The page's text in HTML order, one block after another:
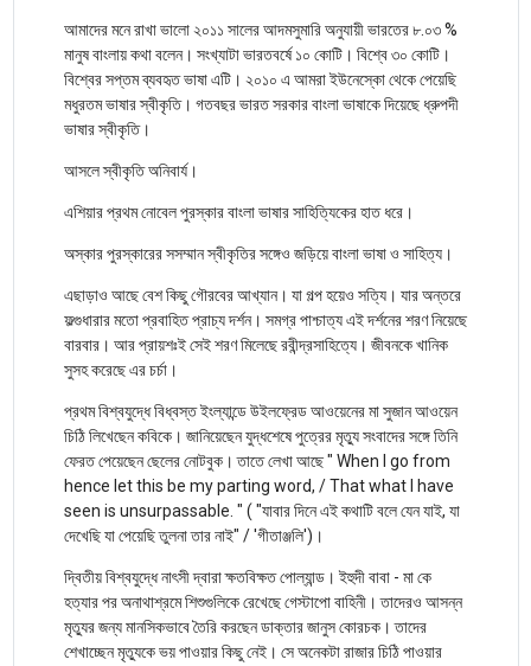
আমাদের মনে রাখা ভালো ২০১১ সালের আদমসুমারি অনুযায়ী ভারতের ৮.০৩ %
মানুষ বাংলায় কথা বলেন। সংখ্যাটা ভারতবর্ষে ১০ কোটি। বিশ্বে ৩০ কোটি।
বিশ্বের সপ্তম ব্যবহৃত ভাষা এটি। ২০১০ এ আমরা ইউনেস্কো থেকে পেয়েছি
মধুরতম ভাষার স্বীকৃতি। গতবছর ভারত সরকার বাংলা ভাষাকে দিয়েছে ধ্রুপদী
ভাষার স্বীকৃতি।
আসলে স্বীকৃতি অনিবার্য।
এশিয়ার প্রথম নোবেল পুরস্কার বাংলা ভাষার সাহিত্যিকের হাত ধরে।
অস্কার পুরস্কারের সসম্মান স্বীকৃতির সঙ্গেও জড়িয়ে বাংলা ভাষা ও সাহিত্য।
এছাড়াও আছে বেশ কিছু গৌরবের আখ্যান। যা গল্প হয়েও সত্যি। যার অন্তরে
ফল্গুধারার মতো প্রবাহিত প্রাচ্য দর্শন। সমগ্র পাশ্চাত্য এই দর্শনের শরণ নিয়েছে
বারবার। আর প্রায়শঃই সেই শরণ মিলেছে রবীন্দ্রসাহিত্যে। জীবনকে খানিক
সুসহ করেছে এর চর্চা।
প্রথম বিশ্বযুদ্ধে বিধ্বস্ত ইংল্যান্ডে উইলফ্রেড আওয়েনের মা সুজান আওয়েন
চিঠি লিখেছেন কবিকে। জানিয়েছেন যুদ্ধশেষে পুত্রের মৃত্যু সংবাদের সঙ্গে তিনি
ফেরত পেয়েছেন ছেলের নোটবুক। তাতে লেখা আছে " When I go from
hence let this be my parting word, / That what I have
seen is unsurpassable. " ( "যাবার দিনে এই কথাটি বলে যেন যাই, যা
দেখেছি যা পেয়েছি তুলনা তার নাই" / 'গীতাঞ্জলি')।
দ্বিতীয় বিশ্বযুদ্ধে নাৎসী দ্বারা ক্ষতবিক্ষত পোল্যান্ড। ইহুদী বাবা - মা কে
হত্যার পর অনাথাশ্রমে শিশুগুলিকে রেখেছে গেস্টাপো বাহিনী। তাদেরও আসন্ন
মৃত্যুর জন্য মানসিকভাবে তৈরি করছেন ডাক্তার জানুস কোরচক। তাদের
শেখাচ্ছেন মৃত্যুকে ভয় পাওয়ার কিছু নেই। সে অনেকটা রাজার চিঠি পাওয়ার